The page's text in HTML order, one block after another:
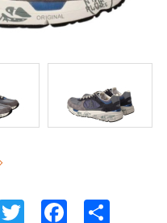
Twitter Facebook